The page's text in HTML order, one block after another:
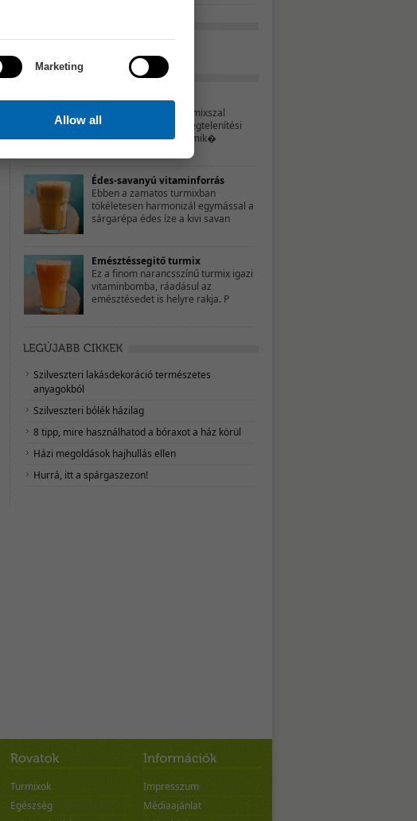
Tavaszváró turmix
Ezzel a bordó színű turmixszal
hozzájárulhatsz a méregtelenítési
folyamatok sikeréhez, mik�
Édes-savanyú vitaminforrás
Ebben a zamatos turmixban
tökéletesen harmonizál egymással a
sárgarépa édes íze a kivi savan
Emésztéssegitő turmix
Ez a finom narancsszínű turmix igazi
vitaminbomba, ráadásul az
emésztésedet is helyre rakja. P
Szilveszteri lakásdekoráció természetes
anyagokból
Szilveszteri bólék házilag
8 tipp, mire használhatod a bóraxot a ház körül
Házi megoldások hajhullás ellen
Hurrá, itt a spárgaszezon!
Turmixok
Egészség
Impresszum
Médiaajánlat
Marketing
Allow all